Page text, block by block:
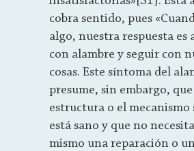
cobra sentido, pues
algo, nuestra respuesta es
con alambre y seguir con
cosas. Este síntoma del
presume, sin embargo,
estructura o el mecanismo
está sano y que no
mismo una reparación o